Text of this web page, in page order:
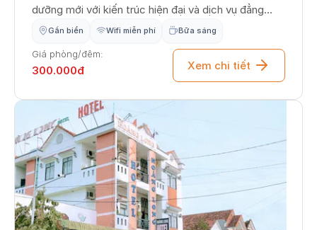
dưỡng mới với kiến trúc hiện đại và dịch vụ đẳng
cấp. Với hệ thống phòng nghỉ đa dạng, không gian
không chỉ là nơi dừng chân nghỉ ngơi mà còn là nơi
giúp quý khách tận hưởng sự thư thái, tiện nghi
tuyệt đối trong suốt kỳ nghỉ tại xứ Nẫu.
Gần biển Wifi miễn phí Bữa sáng
Giá phòng/đêm:
300.000đ Xem chi tiết